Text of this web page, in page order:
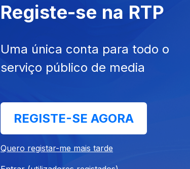
20 set. 2019
outros contos" e Luís...
George
"Crónicas
Registe-se na RTP
Uma única conta para todo o
serviço público de media
REGISTE-SE AGORA
Quero registar-me mais tarde